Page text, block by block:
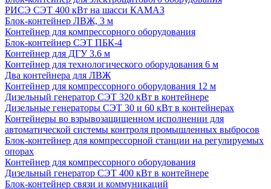
РИСЭ СЭТ 400 кВт на шасси КАМАЗ
Блок-контейнер ЛВЖ, 3 м
Контейнер для компрессорного оборудования
Блок-контейнер СЭТ ПБК-4
Контейнер для ДГУ 3.6 м
Контейнер для технологического оборудования 6 м
Два контейнера для ЛВЖ
Контейнер для компрессорного оборудования 12 м
Дизельный генератор СЭТ 320 кВт в контейнере
Дизельные генераторы СЭТ 30 и 60 кВт в контейнерах
Контейнеры во взрывозащищенном исполнении для
автоматической системы контроля промышленных выбросов
Блок-контейнер для компрессорной станции на регулируемых
опорах
Контейнер для компрессорного оборудования
Дизельный генератор СЭТ 400 кВт в контейнере
Блок-контейнер связи и коммуникаций